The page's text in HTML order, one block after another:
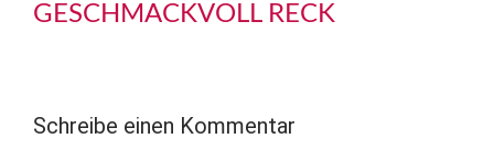
GESCHMACKVOLL RECK
Schreibe einen Kommentar